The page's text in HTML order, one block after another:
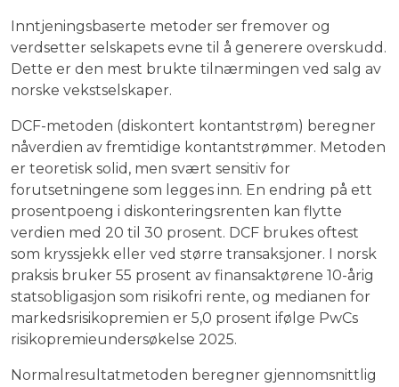
Inntjeningsbaserte metoder ser fremover og
verdsetter selskapets evne til å generere overskudd.
Dette er den mest brukte tilnærmingen ved salg av
norske vekstselskaper.
DCF-metoden (diskontert kontantstrøm) beregner
nåverdien av fremtidige kontantstrømmer. Metoden
er teoretisk solid, men svært sensitiv for
forutsetningene som legges inn. En endring på ett
prosentpoeng i diskonteringsrenten kan flytte
verdien med 20 til 30 prosent. DCF brukes oftest
som kryssjekk eller ved større transaksjoner. I norsk
praksis bruker 55 prosent av finansaktørene 10-årig
statsobligasjon som risikofri rente, og medianen for
markedsrisikopremien er 5,0 prosent ifølge PwCs
risikopremieundersøkelse 2025.
Normalresultatmetoden beregner gjennomsnittlig